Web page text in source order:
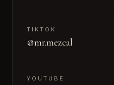
TIKTOK
@mr.mezcal
YOUTUBE